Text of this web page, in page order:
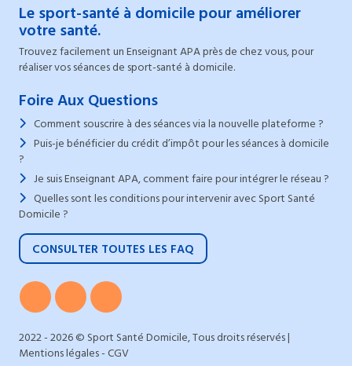
Le sport-santé à domicile pour améliorer
votre santé.
Trouvez facilement un Enseignant APA près de chez vous, pour
réaliser vos séances de sport-santé à domicile.
Foire Aux Questions
Comment souscrire à des séances via la nouvelle plateforme ?
Puis-je bénéficier du crédit d’impôt pour les séances à domicile
?
Je suis Enseignant APA, comment faire pour intégrer le réseau ?
Quelles sont les conditions pour intervenir avec Sport Santé
Domicile ?
CONSULTER TOUTES LES FAQ
2022 - 2026 © Sport Santé Domicile, Tous droits réservés |
Mentions légales-CGV